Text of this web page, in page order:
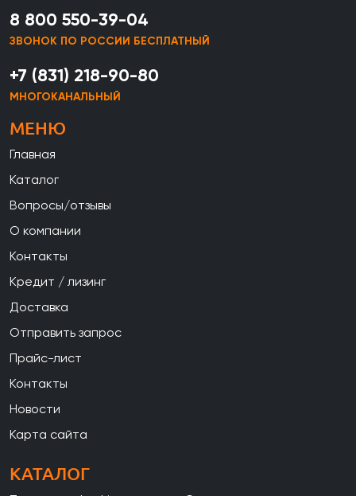
8 800 550-39-04
ЗВОНОК ПО РОССИИ БЕСПЛАТНЫЙ
+7 (831) 218-90-80
МНОГОКАНАЛЬНЫЙ
МЕНЮ
Главная
Каталог
Вопросы/отзывы
О компании
Контакты
Кредит / лизинг
Доставка
Отправить запрос
Прайс-лист
Контакты
Новости
Карта сайта
КАТАЛОГ